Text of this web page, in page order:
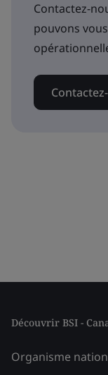
Contactez-
pouvons
Découvrir BSI -
Organisme